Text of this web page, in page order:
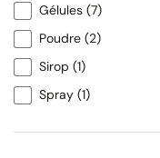
Gélules (7)
Poudre (2)
Sirop (1)
Spray (1)